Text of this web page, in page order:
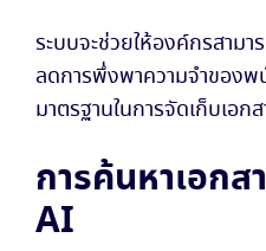
ระบบจะช่วยให้องค์กรสามา
ลดการพึ่งพาความจำของพ
มาตรฐานในการจัดเก็บเอกส
การค้นหาเอกส
AI